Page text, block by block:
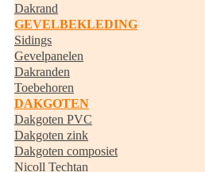
Dakrand
GEVELBEKLEDING
Sidings
Gevelpanelen
Dakranden
Toebehoren
DAKGOTEN
Dakgoten PVC
Dakgoten zink
Dakgoten composiet
Nicoll Techtan